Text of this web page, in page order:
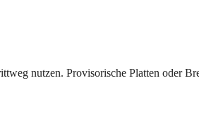
nutzen. Provisorische Platten oder